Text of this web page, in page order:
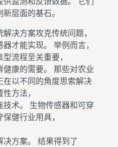
层面的基石。
决方案攻克传统问题，
才能实现。 举例而言，
流程至关重要，
康的需要。 那些对农业
以不同的角度思索解决
方法，
术。 生物传感器和可穿
健行业用具，
方案。 结果得到了